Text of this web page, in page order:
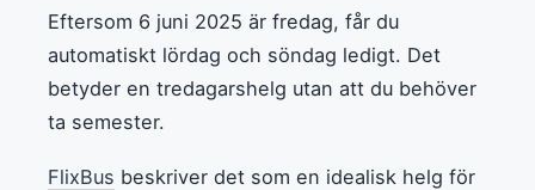
Eftersom 6 juni 2025 är fredag, får du
automatiskt lördag och söndag ledigt. Det
betyder en tredagarshelg utan att du behöver
ta semester.
FlixBus beskriver det som en idealisk helg för